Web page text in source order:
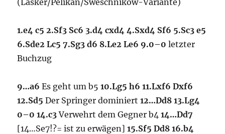
(Lasker/Pelikan/Sweschnikow-Variante)
1.e4 c5 2.Sf3 Sc6 3.d4 cxd4 4.Sxd4 Sf6 5.Sc3 e5
6.Sde2 Lc5 7.Sg3 d6 8.Le2 Le6 9.0–0letzter
Buchzug
9…a6Es geht um b510.Lg5 h6 11.Lxf6 Dxf6
12.Sd5Der Springer dominiert12…Dd8 13.Lg4
0–0 14.c3Verwehrt dem Gegner b414…Dd7
[14…Se7!?= ist zu erwägen]15.Sf5 Dd8 16.b4